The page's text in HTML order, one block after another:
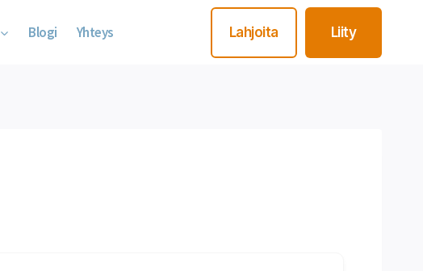
Blogi Yhteys Lahjoita Liity